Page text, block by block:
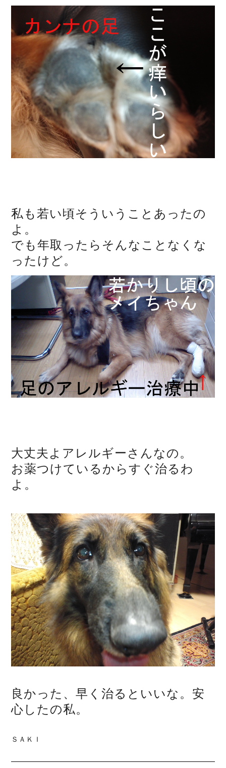
私も若い頃そういうことあったの
よ。
でも年取ったらそんなことなくな
ったけど。
大丈夫よアレルギーさんなの。
お薬つけているからすぐ治るわ
よ。
良かった、早く治るといいな。安
心したの私。
ＳＡＫＩ